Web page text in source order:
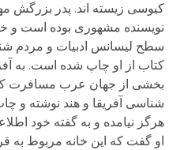
کیوسی زیسته اند. پدر بزرگش
نویسنده مشهوری بوده است و
سطح لیسانس ادبیات و مردم
کتاب از او چاپ شده است. به
بخشی از جهان عرب مسافرت
شناسی آفریقا و هند نوشته و
هرگز نیامده و به گفته خود
او گفت که این خانه مربوط